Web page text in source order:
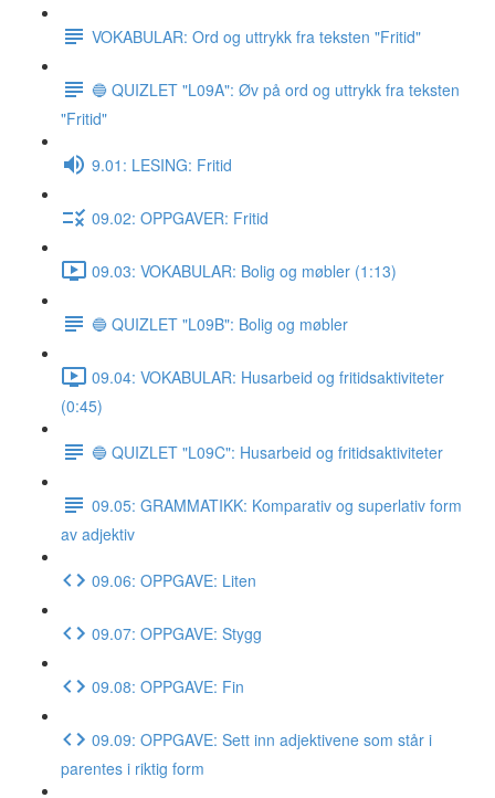
VOKABULAR: Ord og uttrykk fra teksten "Fritid"
🔵 QUIZLET "L09A": Øv på ord og uttrykk fra teksten
"Fritid"
9.01: LESING: Fritid
09.02: OPPGAVER: Fritid
09.03: VOKABULAR: Bolig og møbler (1:13)
🔵 QUIZLET "L09B": Bolig og møbler
09.04: VOKABULAR: Husarbeid og fritidsaktiviteter
(0:45)
🔵 QUIZLET "L09C": Husarbeid og fritidsaktiviteter
09.05: GRAMMATIKK: Komparativ og superlativ form
av adjektiv
09.06: OPPGAVE: Liten
09.07: OPPGAVE: Stygg
09.08: OPPGAVE: Fin
09.09: OPPGAVE: Sett inn adjektivene som står i
parentes i riktig form